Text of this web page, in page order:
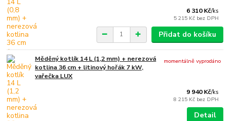
6 310 Kč/ks
5 215 Kč bez DPH
Přidat do košíku
Měděný kotlík 14 L (1,2 mm) + nerezová
kotlina 36 cm + litinový hořák 7 kW,
vařečka LUX
9 940 Kč/ks
8 215 Kč bez DPH
momentálně vyprodáno
Detail